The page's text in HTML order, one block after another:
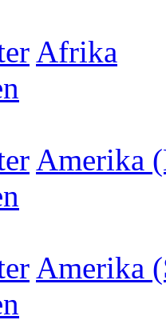
Afrika
Amerika
Amerika